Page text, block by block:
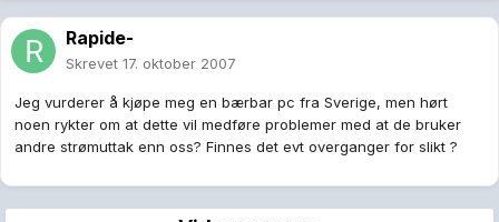
Rapide-
Skrevet 17. oktober 2007
Jeg vurderer å kjøpe meg en bærbar pc fra Sverige, men hørt
noen rykter om at dette vil medføre problemer med at de bruker
andre strømuttak enn oss? Finnes det evt overganger for slikt ?